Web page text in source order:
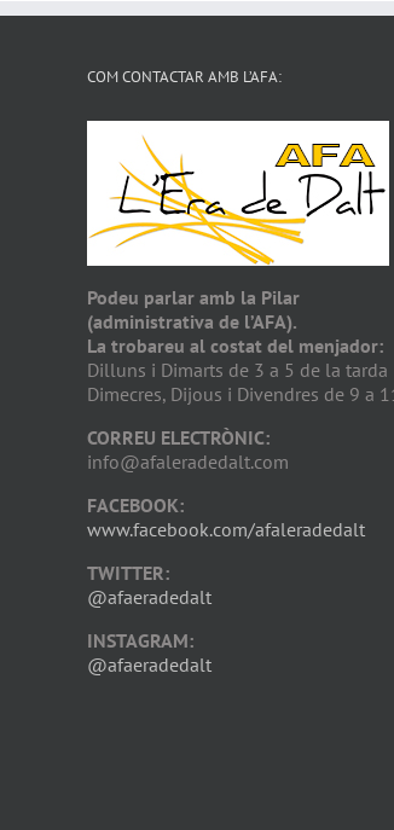
COM CONTACTAR AMB L’AFA:
Podeu parlar amb la Pilar
(administrativa de l’AFA).
La trobareu al costat del menjador:
Dilluns i Dimarts de 3 a 5 de la tarda
Dimecres, Dijous i Divendres de 9 a
CORREU ELECTRÒNIC:
info@afaleradedalt.com
FACEBOOK:
www.facebook.com/afaleradedalt
TWITTER:
@afaeradedalt
INSTAGRAM:
@afaeradedalt